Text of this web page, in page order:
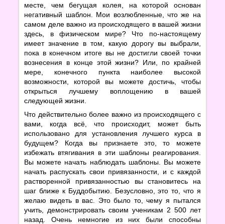
месте, чем бегущая колея, на которой основан
негативный шаблон. Мои возлюбленные, что же на
самом деле важно из происходящего в вашей жизни
здесь, в физическом мире? Что по-настоящему
имеет значение в том, какую дорогу вы выбрали,
пока в конечном итоге вы не достигли своей точки
вознесения в конце этой жизни? Или, по крайней
мере, конечного пункта наиболее высокой
возможности, которой вы можете достичь, чтобы
открыться лучшему воплощению в вашей
следующей жизни.
Что действительно более важно из происходящего с
вами, когда всё, что происходит, может быть
использовано для установления лучшего курса в
будущем? Когда вы признаете это, то можете
избежать втягивания в эти шаблоны реагирования.
Вы можете начать наблюдать шаблоны. Вы можете
начать распускать свои привязанности, и с каждой
растворенной привязанностью вы становитесь на
шаг ближе к Буддобытию. Безусловно, это то, что я
желаю видеть в вас. Это было то, чему я пытался
учить, демонстрировать своим ученикам 2 500 лет
назад. Очень немногие из них были способны